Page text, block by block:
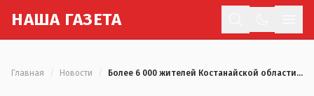
НАША ГАЗЕТА
Главная Новости Более 6 000 жителей Костанайской области наказали за употребление спиртного с начала 2026 года - на треть больше, чем год назад